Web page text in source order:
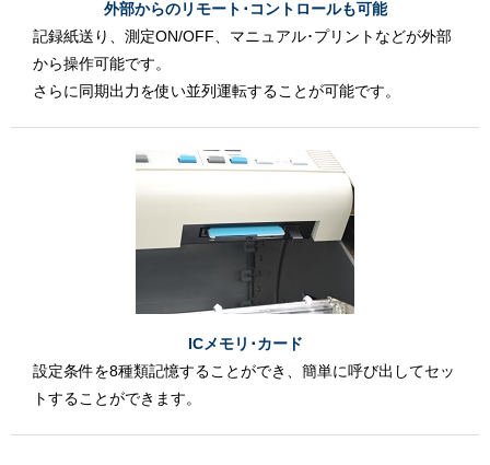
外部からのリモート･コントロールも可能
記録紙送り、測定ON/OFF、マニュアル･プリントなどが外部
から操作可能です。
さらに同期出力を使い並列運転することが可能です。
ICメモリ･カード
設定条件を8種類記憶することができ、簡単に呼び出してセッ
トすることができます。